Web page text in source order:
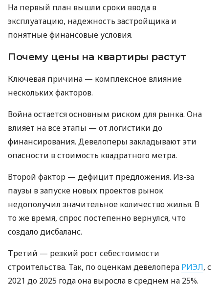
На первый план вышли сроки ввода в
эксплуатацию, надежность застройщика и
понятные финансовые условия.
Почему цены на квартиры растут
Ключевая причина — комплексное влияние
нескольких факторов.
Война остается основным риском для рынка. Она
влияет на все этапы — от логистики до
финансирования. Девелоперы закладывают эти
опасности в стоимость квадратного метра.
Второй фактор — дефицит предложения. Из-за
паузы в запуске новых проектов рынок
недополучил значительное количество жилья. В
то же время, спрос постепенно вернулся, что
создало дисбаланс.
Третий — резкий рост себестоимости
строительства. Так, по оценкам девелопера РИЭЛ, с
2021 до 2025 года она выросла в среднем на 25%.